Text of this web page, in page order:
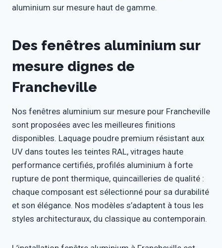
aluminium sur mesure haut de gamme.
Des fenêtres aluminium sur
mesure dignes de
Francheville
Nos fenêtres aluminium sur mesure pour Francheville
sont proposées avec les meilleures finitions
disponibles. Laquage poudre premium résistant aux
UV dans toutes les teintes RAL, vitrages haute
performance certifiés, profilés aluminium à forte
rupture de pont thermique, quincailleries de qualité :
chaque composant est sélectionné pour sa durabilité
et son élégance. Nos modèles s’adaptent à tous les
styles architecturaux, du classique au contemporain.